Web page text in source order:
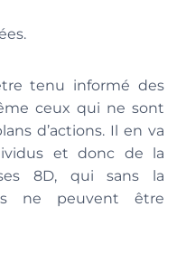
tenu informé des
ceux qui ne sont
d’actions. Il en va
et donc de la
8D, qui sans la
ne peuvent être